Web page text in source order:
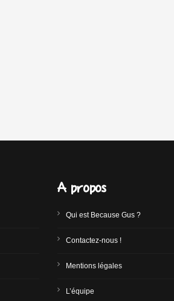
A propos
Qui est Because Gus ?
Contactez-nous !
Mentions légales
L’équipe